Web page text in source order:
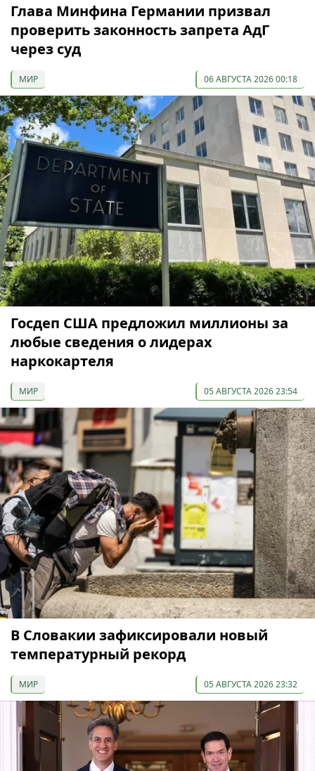
Глава Минфина Германии призвал
проверить законность запрета АдГ
через суд
МИР 06 АВГУСТА 2026 00:18
Госдеп США предложил миллионы за
любые сведения о лидерах
наркокартеля
МИР 05 АВГУСТА 2026 23:54
В Словакии зафиксировали новый
температурный рекорд
МИР 05 АВГУСТА 2026 23:32